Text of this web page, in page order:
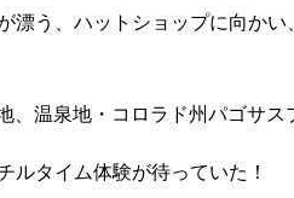
漂う、ハットショップに向か
温泉地・コロラド州パゴサス
ルタイム体験が待っていた！